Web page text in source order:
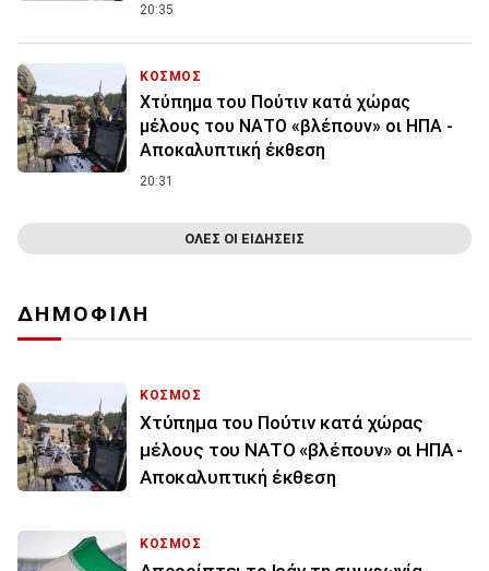
20:35
ΚΟΣΜΟΣ
Χτύπημα του Πούτιν κατά χώρας
μέλους του ΝΑΤΟ «βλέπουν» οι ΗΠΑ -
Αποκαλυπτική έκθεση
20:31
ΟΛΕΣ ΟΙ ΕΙΔΗΣΕΙΣ
ΔΗΜΟΦΙΛΗ
ΚΟΣΜΟΣ
Χτύπημα του Πούτιν κατά χώρας
μέλους του ΝΑΤΟ «βλέπουν» οι ΗΠΑ -
Αποκαλυπτική έκθεση
ΚΟΣΜΟΣ